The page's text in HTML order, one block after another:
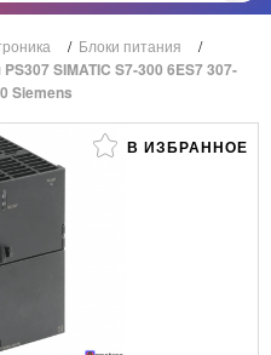
/ Блоки питания /
SIMATIC S7-300 6ES7 307-
Siemens
В ИЗБРАННОЕ